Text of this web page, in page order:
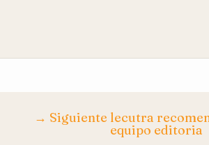
→ Siguiente lecutra
equipo editoria